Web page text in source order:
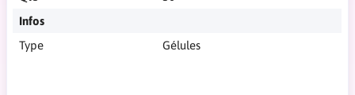
Infos
Type
Gélules